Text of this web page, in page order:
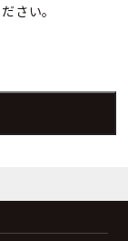
その代理
先
さい。